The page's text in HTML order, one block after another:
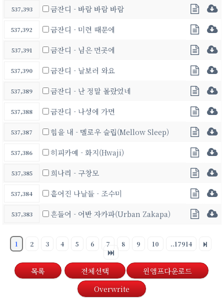
537,393 금잔디 - 바람 바람 바람
537,392 금잔디 - 미련 때문에
537,391 금잔디 - 님은 먼곳에
537,390 금잔디 - 날보러 와요
537,389 금잔디 - 난 정말 몰랐었네
537,388 금잔디 - 나성에 가면
537,387 힘을 내 - 멜로우 슬립(Mellow Sleep)
537,386 히피카예 - 화지(Hwaji)
537,385 희나리 - 구창모
537,384 흩어진 나날들 - 조수미
537,383 흔들어 - 어반 자카파(Urban Zakapa)
1 2 3 4 5 6 7 8 9 10 ..17914
목록 전체선택
윈앰프다운로드
Overwrite